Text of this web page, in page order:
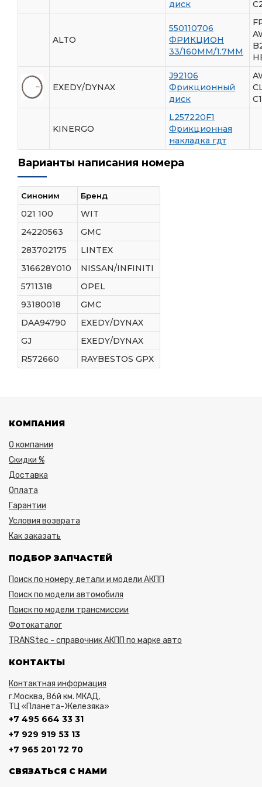
диск
ALTO
550110706
ФРИКЦИОН
33/160ММ/1.7ММ
EXEDY/DYNAX
J92106
Фрикционный
диск
KINERGO
L257220F1
Фрикционная
накладка гдт
Варианты написания номера
Синоним Бренд
021 100
WIT
24220563
GMC
283702175
LINTEX
316628Y010
NISSAN/INFINITI
5711318
OPEL
93180018
GMC
DAA94790
EXEDY/DYNAX
GJ
EXEDY/DYNAX
R572660
RAYBESTOS GPX
КОМПАНИЯ
О компании
Скидки %
Доставка
Оплата
Гарантии
Условия возврата
Как заказать
ПОДБОР ЗАПЧАСТЕЙ
Поиск по номеру детали и модели АКПП
Поиск по модели автомобиля
Поиск по модели трансмиссии
Фотокаталог
TRANStec - справочник АКПП по марке авто
КОНТАКТЫ
Контактная информация
г.Москва, 86й км. МКАД,
ТЦ «Планета-Железяка»
+7 495 664 33 31
+7 929 919 53 13
+7 965 201 72 70
СВЯЗАТЬСЯ С НАМИ